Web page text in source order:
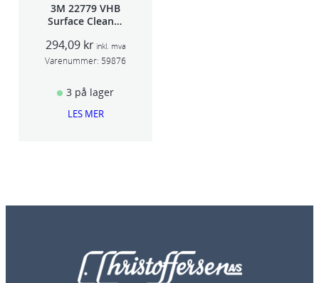
3M 22779 VHB
Surface Cleaner
294,09 kr inkl. mva
Varenummer: 59876
3 på lager
LES MER